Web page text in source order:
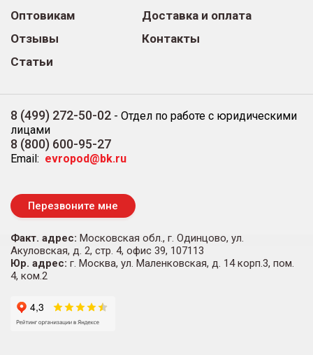
Оптовикам
Отзывы
Статьи
Доставка и оплата
Контакты
8 (499) 272-50-02 - Отдел по работе с юридическими
лицами
8 (800) 600-95-27
Email: evropod@bk.ru
Перезвоните мне
Факт. адрес: Московская обл., г. Одинцово, ул.
Акуловская, д. 2, стр. 4, офис 39, 107113
Юр. адрес: г. Москва, ул. Маленковская, д. 14 корп.3, пом.
4, ком.2